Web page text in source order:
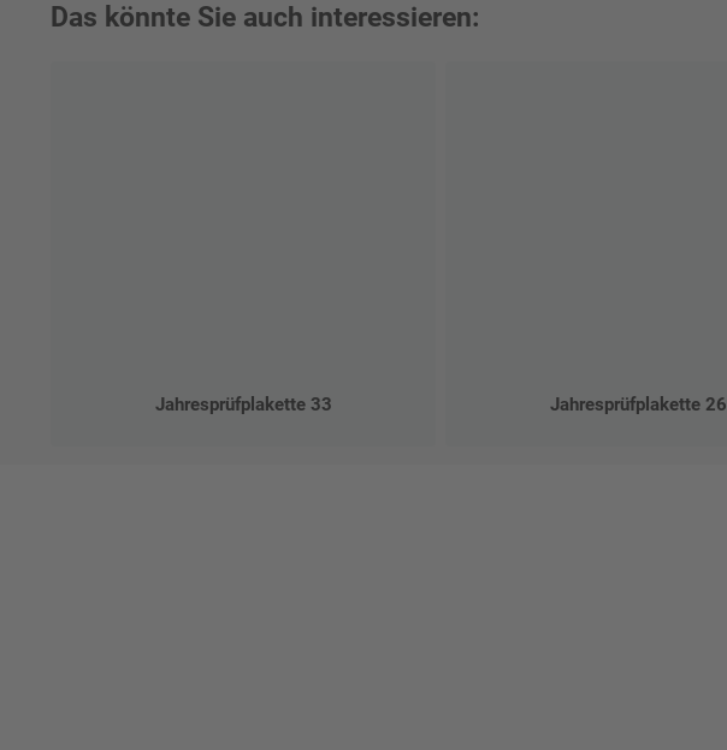
Das könnte Sie auch interessieren:
Jahresprüfplakette 33 Jahresprüfplakette 26